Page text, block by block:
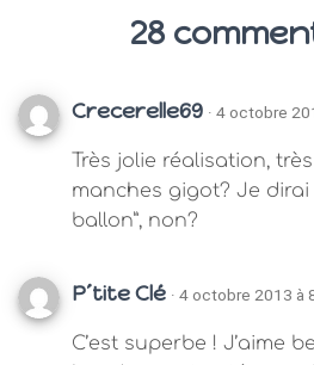
28
Crecerelle69 · 4 octobre
Très jolie réalisation,
manches gigot? Je dirai
ballon”, non?
P´tite Clé · 4 octobre 2013 à
C’est superbe ! J’aime